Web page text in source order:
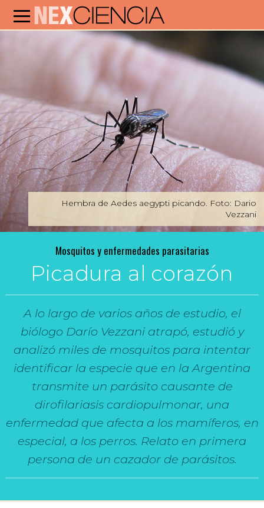
Hembra de Aedes aegypti picando. Foto: Dario
Vezzani
Mosquitos y enfermedades parasitarias
Picadura al corazón
A lo largo de varios años de estudio, el
biólogo Darío Vezzani atrapó, estudió y
analizó miles de mosquitos para intentar
identificar la especie que en la Argentina
transmite un parásito causante de
dirofilariasis cardiopulmonar, una
enfermedad que afecta a los mamíferos, en
especial, a los perros. Relato en primera
persona de un cazador de parásitos.